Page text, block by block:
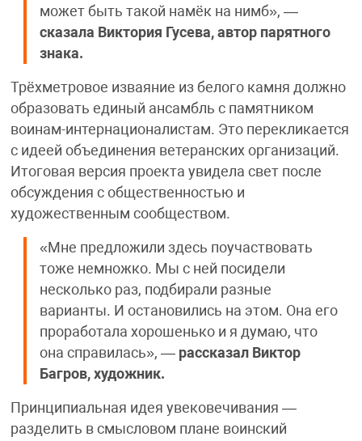
может быть такой намёк на нимб», —
сказала Виктория Гусева, автор парятного
знака.
Трёхметровое изваяние из белого камня должно
образовать единый ансамбль с памятником
воинам-интернационалистам. Это перекликается
с идеей объединения ветеранских организаций.
Итоговая версия проекта увидела свет после
обсуждения с общественностью и
художественным сообществом.
«Мне предложили здесь поучаствовать
тоже немножко. Мы с ней посидели
несколько раз, подбирали разные
варианты. И остановились на этом. Она его
проработала хорошенько и я думаю, что
она справилась», — рассказал Виктор
Багров, художник.
Принципиальная идея увековечивания —
разделить в смысловом плане воинский